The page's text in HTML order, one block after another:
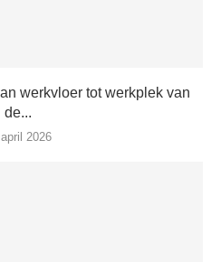
werkvloer tot werkplek van
de...
2026